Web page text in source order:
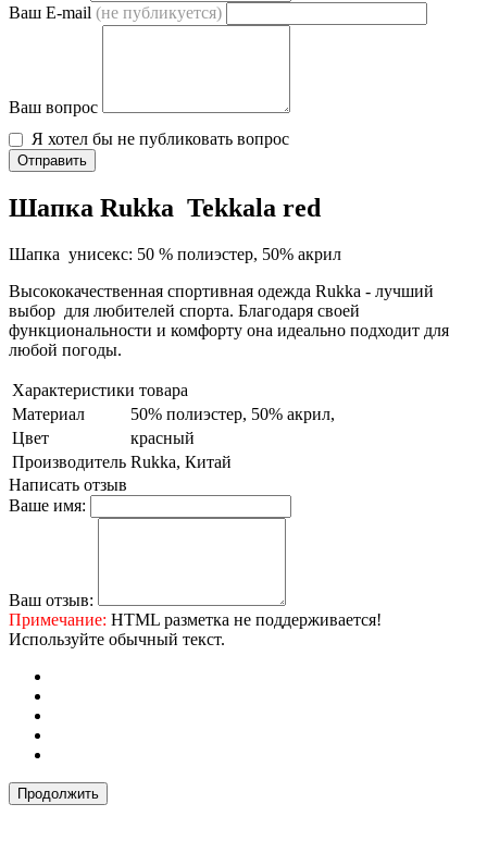
Ваш E-mail (не публикуется)
Ваш вопрос
Я хотел бы не публиковать вопрос
Отправить
Шапка Rukka Tekkala red
Шапка унисекс: 50 % полиэстер, 50% акрил
Высококачественная спортивная одежда Rukka - лучший
выбор для любителей спорта. Благодаря своей
функциональности и комфорту она идеально подходит для
любой погоды.
Характеристики товара
Материал
50% полиэстер, 50% акрил,
Цвет
красный
Производитель Rukka, Китай
Написать отзыв
Ваше имя:
Ваш отзыв:
Примечание: HTML разметка не поддерживается!
Используйте обычный текст.
Продолжить